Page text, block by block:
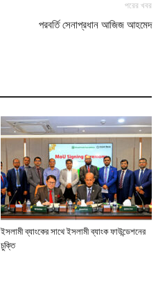
পরের খবর
পরবর্তি সেনাপ্রধান আজিজ আহমেদ
ইসলামী ব্যাংকের সাথে ইসলামী ব্যাংক ফাউন্ডেশনের
চুক্তি